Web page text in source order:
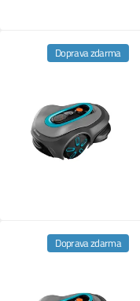
Doprava zdarma
Doprava zdarma